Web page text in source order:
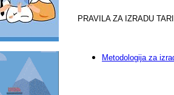
PRAVILA ZA IZRADU
Metodologija za